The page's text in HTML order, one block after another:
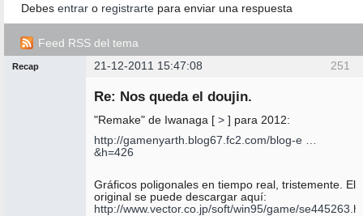
Debes entrar o registrarte para enviar una respuesta
Feed RSS del tema
251
Recap 21-12-2011 15:47:08
Re: Nos queda el doujin.
"Remake" de Iwanaga [ > ] para 2012:
http://gamenyarth.blog67.fc2.com/blog-e …
&h=426
Gráficos poligonales en tiempo real, tristemente. El
original se puede descargar aquí:
http://www.vector.co.jp/soft/win95/game/